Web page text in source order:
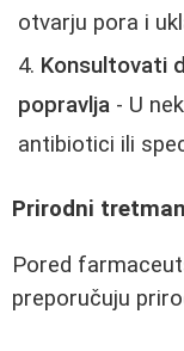
otvarju pora i
Konsultovati
popravlja - U
antibiotici ili
Prirodni
Pored
preporučuju